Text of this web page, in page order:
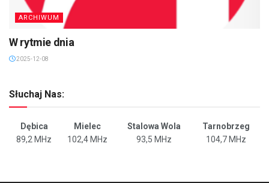
ARCHIWUM
W rytmie dnia
2025-12-08
Słuchaj Nas:
Dębica Mielec Stalowa Wola
Tarnobrzeg
89,2 MHz
102,4 MHz 93,5 MHz 104,7 MHz